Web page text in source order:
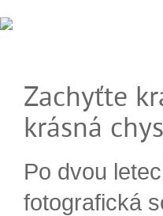
Zachyťte
krásná
Po dvou
fotografická